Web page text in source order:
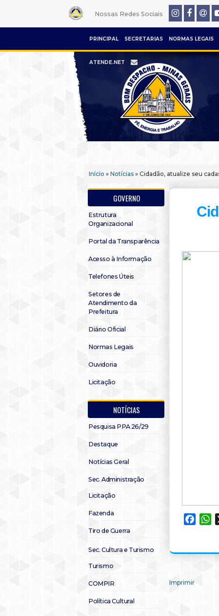
Nossas Redes Sociais
PRINCIPAL SECRETARIAS NORMAS LEGAIS
ATENDE.NET
Início » Notícias » Cidadão, atualize seu
GOVERNO
Estrutura
Organizacional
Portal da Transparência
Acesso à Informação
Telefones Úteis
Setores de
Atendimento da
Prefeitura
Diário Oficial
Normas Legais
Ouvidoria
Licitação
NOTÍCIAS
Pesquisa PPA 26/29
Destaque
Notícias Geral
Sec. Administração
Licitação
Fazenda
Tiro de Guerra
Sec. Cultura e Turismo
Turismo
COMPIR
Política Cultural
Imprimir